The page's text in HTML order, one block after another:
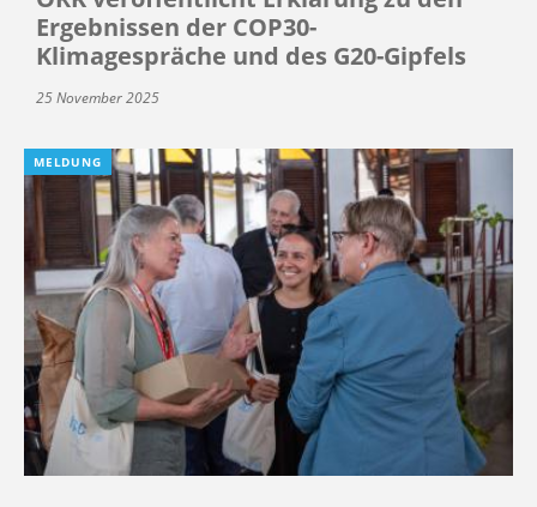
Ergebnissen der COP30-
Klimagespräche und des G20-Gipfels
25 November 2025
MELDUNG